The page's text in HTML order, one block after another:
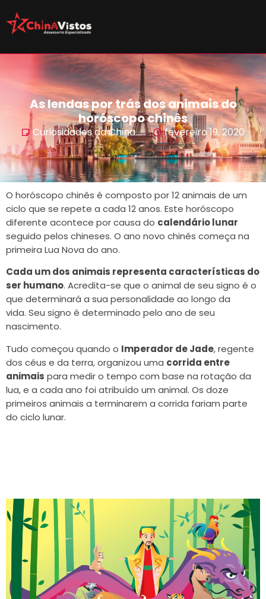
As lendas por trás dos animais do
horóscopo chinês
Curiosidades da China fevereiro 19, 2020
O horóscopo chinês é composto por 12 animais de um
ciclo que se repete a cada 12 anos. Este horóscopo
diferente acontece por causa do calendário lunar
seguido pelos chineses. O ano novo chinês começa na
primeira Lua Nova do ano.
Cada um dos animais representa características do
ser humano. Acredita-se que o animal de seu signo é o
que determinará a sua personalidade ao longo da
vida. Seu signo é determinado pelo ano de seu
nascimento.
Tudo começou quando o Imperador de Jade, regente
dos céus e da terra, organizou uma corrida entre
animais para medir o tempo com base na rotação da
lua, e a cada ano foi atribuído um animal. Os doze
primeiros animais a terminarem a corrida fariam parte
do ciclo lunar.